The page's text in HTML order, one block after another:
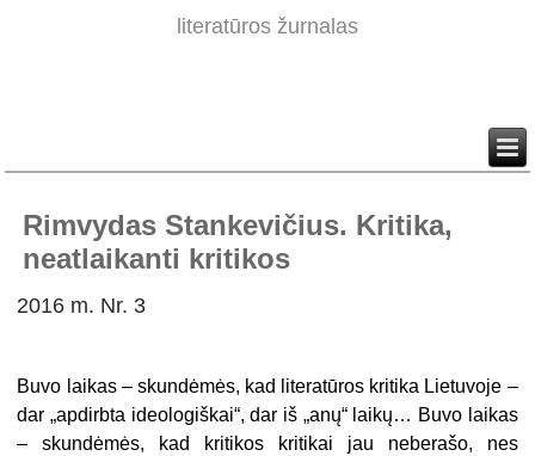
literatūros žurnalas
Rimvydas Stankevičius. Kritika,
neatlaikanti kritikos
2016 m. Nr. 3
Buvo laikas – skundėmės, kad literatūros kritika Lietuvoje –
dar „apdirbta ideologiškai“, dar iš „anų“ laikų… Buvo laikas
– skundėmės, kad kritikos kritikai jau neberašo, nes